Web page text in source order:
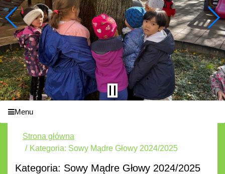
Menu
Strona główna
Kategoria: Sowy Mądre Głowy 2024/2025
Kategoria: Sowy Mądre Głowy 2024/2025